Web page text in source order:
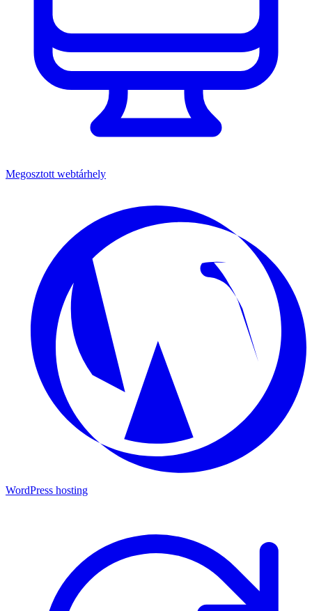
Megosztott webtárhely
WordPress hosting